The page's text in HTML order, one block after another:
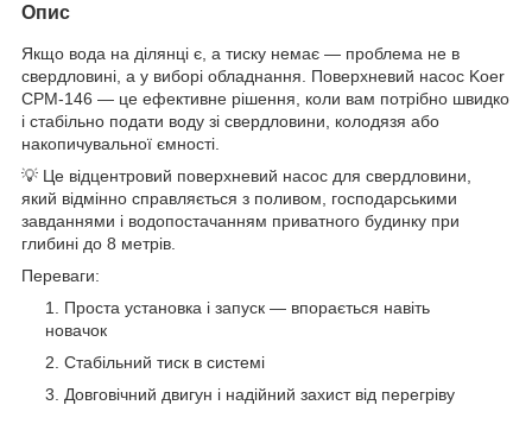
Опис
Якщо вода на ділянці є, а тиску немає — проблема не в
свердловині, а у виборі обладнання. Поверхневий насос Koer
CPM-146 — це ефективне рішення, коли вам потрібно швидко
і стабільно подати воду зі свердловини, колодязя або
накопичувальної ємності.
💡 Це відцентровий поверхневий насос для свердловини,
який відмінно справляється з поливом, господарськими
завданнями і водопостачанням приватного будинку при
глибині до 8 метрів.
Переваги:
Проста установка і запуск — впорається навіть
новачок
Стабільний тиск в системі
Довговічний двигун і надійний захист від перегріву